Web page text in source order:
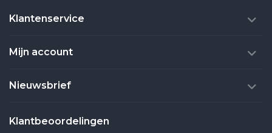
Klantenservice
Mijn account
Nieuwsbrief
Klantbeoordelingen